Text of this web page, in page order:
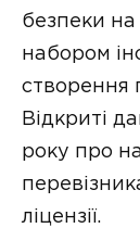
безпеки на
набором
створення
Відкриті
року про
ліцензії.